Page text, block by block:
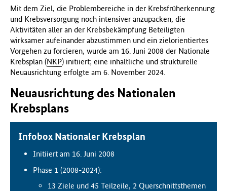
u
m
f
ü
r
G
e
u
n
d
h
Mit dem Ziel, die Problembereiche in der Krebsfrüherkennung
und Krebsversorgung noch intensiver anzupacken, die
Aktivitäten aller an der Krebsbekämpfung Beteiligten
wirksamer aufeinander abzustimmen und ein zielorientiertes
Vorgehen zu forcieren, wurde am 16. Juni 2008 der Nationale
Krebsplan (NKP) initiiert; eine inhaltliche und strukturelle
Neuausrichtung erfolgte am 6. November 2024.
Neuausrichtung des Nationalen
Krebsplans
Infobox Nationaler Krebsplan
Initiiert am 16. Juni 2008
Phase 1 (2008-2024):
13 Ziele und 45 Teilzeile, 2 Querschnittsthemen